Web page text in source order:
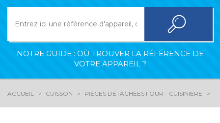
NOTRE GUIDE : OÙ TROUVER LA RÉFÉRENCE DE
VOTRE APPAREIL ?
ACCUEIL CUISSON PIÈCES DÉTACHÉES FOUR - CUISINIÈRE